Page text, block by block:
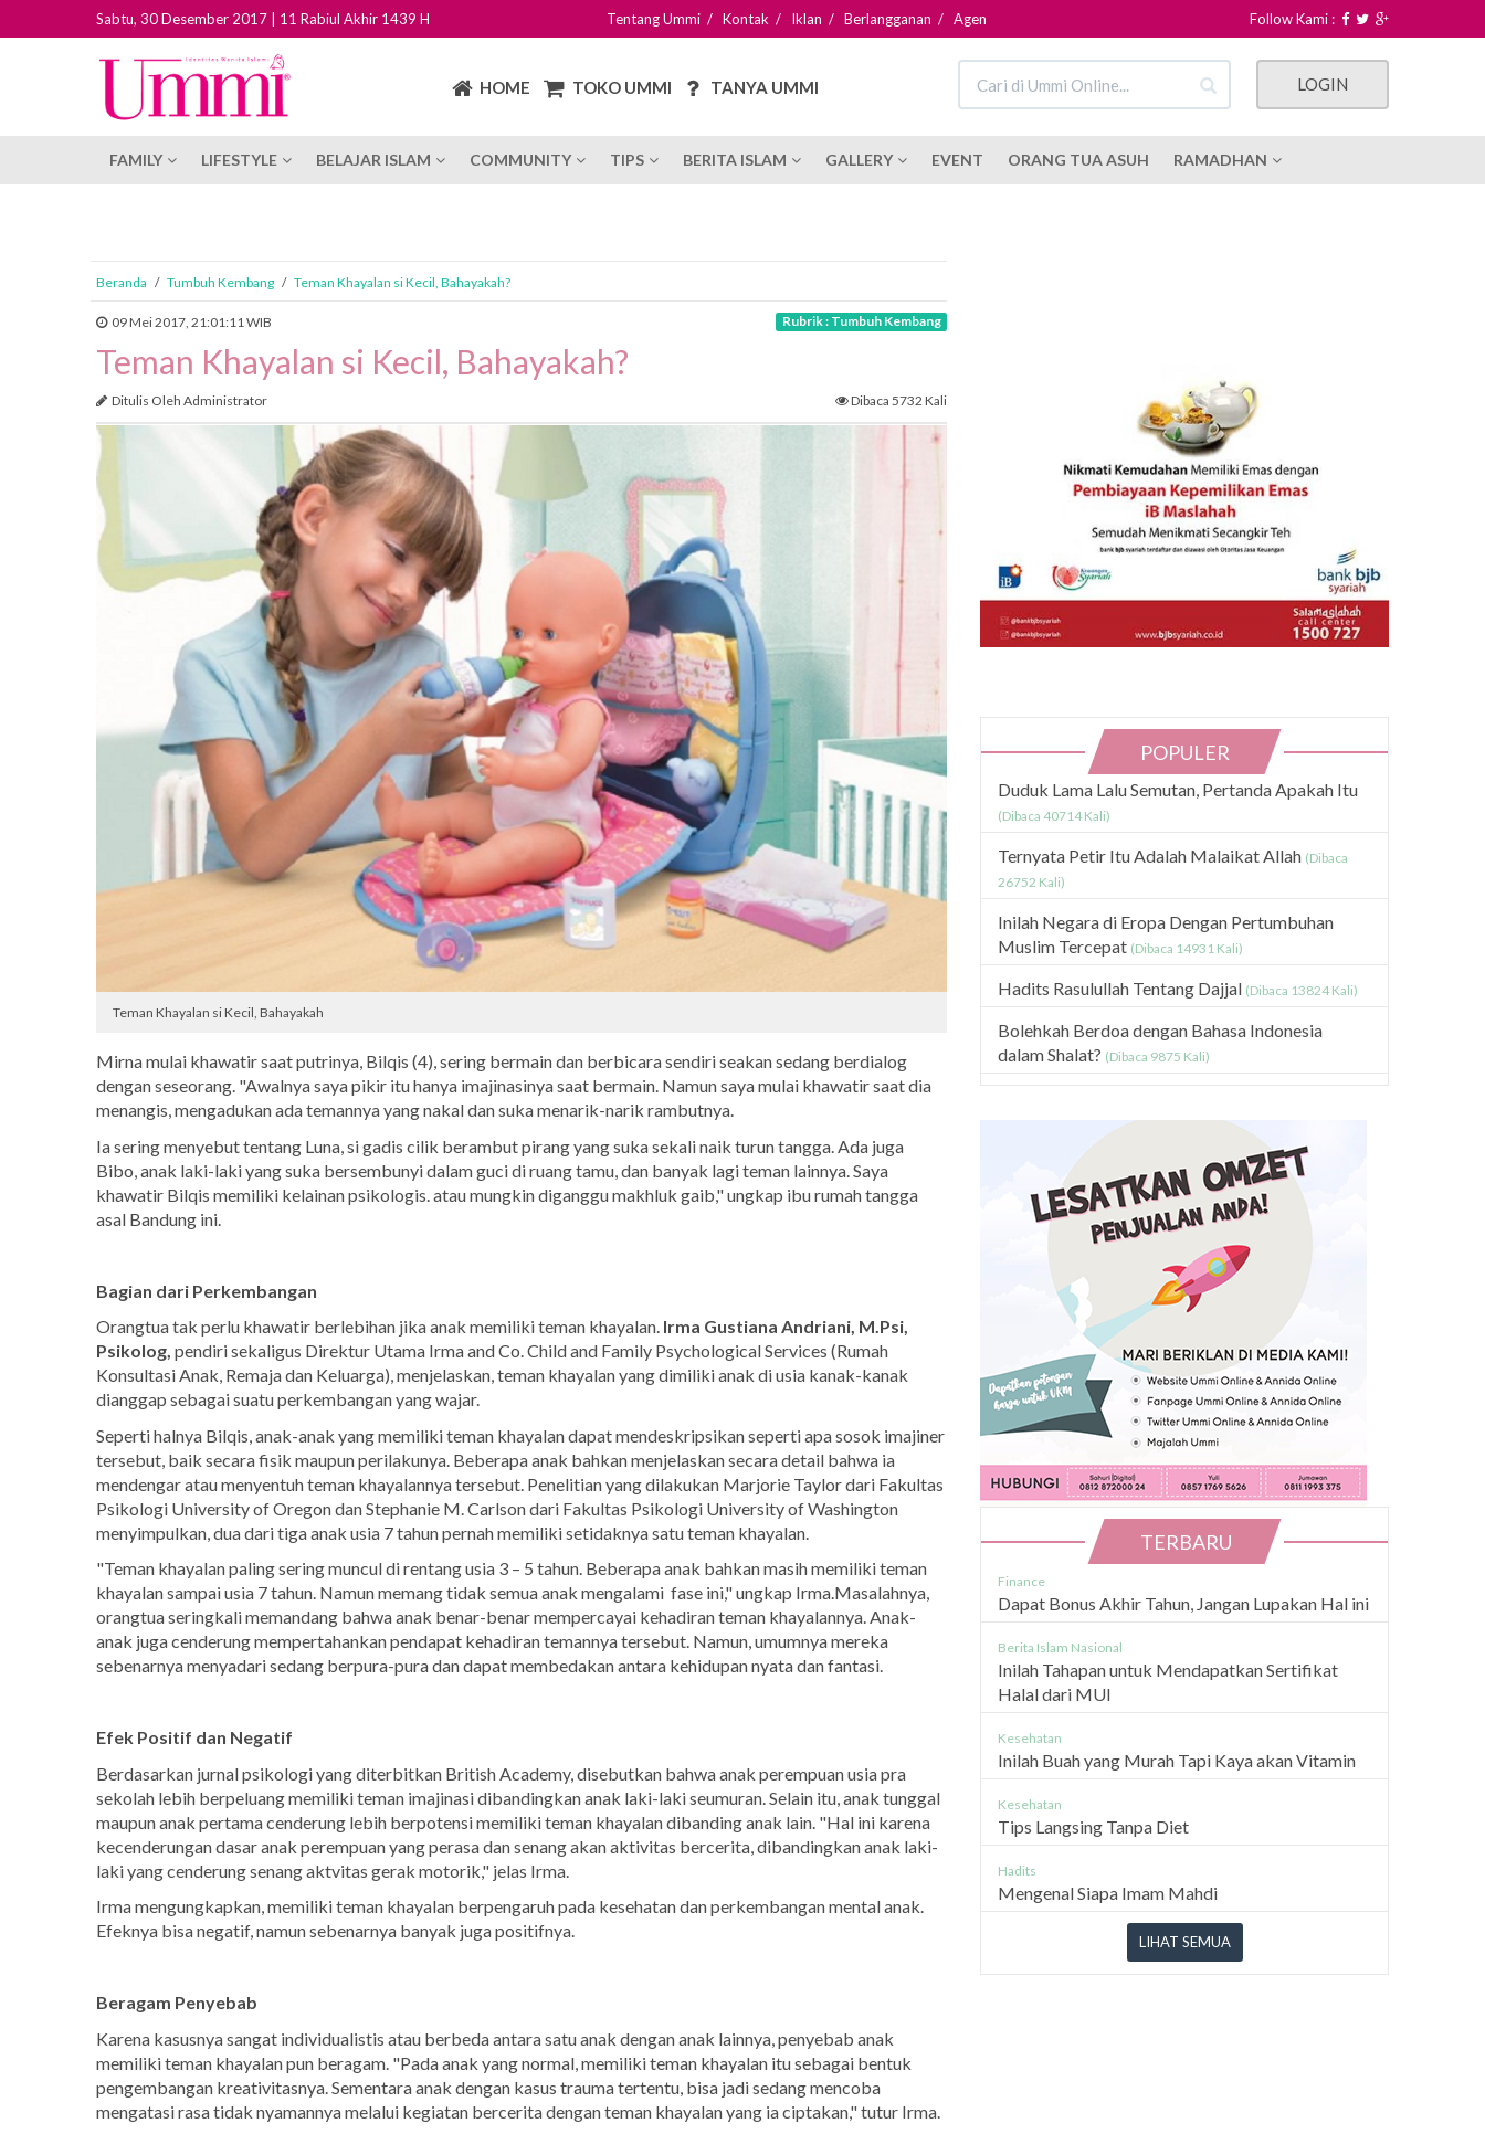
Sabtu, 30 Desember 2017 | 11 Rabiul Akhir 1439 H Tentang Ummi/ Kontak / Iklan / Berlangganan / Agen Follow Kami :
HOME TOKO UMMI TANYA UMMI LOGIN
FAMILY LIFESTYLE BELAJAR ISLAM COMMUNITY TIPS BERITA ISLAM GALLERY EVENT ORANG TUA ASUH RAMADHAN
Beranda / Tumbuh Kembang / Teman Khayalan si Kecil, Bahayakah?
09 Mei 2017, 21:01:11 WIB Rubrik : Tumbuh Kembang
Teman Khayalan si Kecil, Bahayakah?
Ditulis Oleh Administrator Dibaca 5732 Kali
Teman Khayalan si Kecil, Bahayakah
Mirna mulai khawatir saat putrinya, Bilqis (4), sering bermain dan berbicara sendiri seakan sedang berdialog
dengan seseorang. "Awalnya saya pikir itu hanya imajinasinya saat bermain. Namun saya mulai khawatir saat dia
menangis, mengadukan ada temannya yang nakal dan suka menarik-narik rambutnya.
Ia sering menyebut tentang Luna, si gadis cilik berambut pirang yang suka sekali naik turun tangga. Ada juga
Bibo, anak laki-laki yang suka bersembunyi dalam guci di ruang tamu, dan banyak lagi teman lainnya. Saya
khawatir Bilqis memiliki kelainan psikologis. atau mungkin diganggu makhluk gaib," ungkap ibu rumah tangga
asal Bandung ini.
Bagian dari Perkembangan
Orangtua tak perlu khawatir berlebihan jika anak memiliki teman khayalan. Irma Gustiana Andriani, M.Psi,
Psikolog, pendiri sekaligus Direktur Utama Irma and Co. Child and Family Psychological Services (Rumah
Konsultasi Anak, Remaja dan Keluarga),menjelaskan, teman khayalan yang dimiliki anak di usia kanak-kanak
dianggap sebagai suatu perkembangan yang wajar.
Seperti halnya Bilqis, anak-anak yang memiliki teman khayalan dapat mendeskripsikan seperti apa sosok imajiner
tersebut, baik secara fisik maupun perilakunya. Beberapa anak bahkan menjelaskan secara detail bahwa ia
mendengar atau menyentuh teman khayalannya tersebut. Penelitian yang dilakukan Marjorie Taylor dari Fakultas
Psikologi University of Oregon dan Stephanie M. Carlson dari Fakultas Psikologi University of Washington
menyimpulkan, dua dari tiga anak usia 7 tahun pernah memiliki setidaknya satu teman khayalan.
"Teman khayalan paling sering muncul di rentang usia 3 – 5 tahun. Beberapa anak bahkan masih memiliki teman
khayalan sampai usia 7 tahun. Namun memang tidak semua anak mengalami fase ini," ungkap Irma.Masalahnya,
orangtua seringkali memandang bahwa anak benar-benar mempercayai kehadiran teman khayalannya. Anak-
anak juga cenderung mempertahankan pendapat kehadiran temannya tersebut. Namun, umumnya mereka
sebenarnya menyadari sedang berpura-pura dan dapat membedakan antara kehidupan nyata dan fantasi.
Efek Positif dan Negatif
Berdasarkan jurnal psikologi yang diterbitkan British Academy, disebutkan bahwa anak perempuan usia pra
sekolah lebih berpeluang memiliki teman imajinasi dibandingkan anak laki-laki seumuran. Selain itu, anak tunggal
maupun anak pertama cenderung lebih berpotensi memiliki teman khayalan dibanding anak lain. "Hal ini karena
kecenderungan dasar anak perempuan yang perasa dan senang akan aktivitas bercerita, dibandingkan anak laki-
laki yang cenderung senang aktvitas gerak motorik," jelas Irma.
Irma mengungkapkan, memiliki teman khayalan berpengaruh pada kesehatan dan perkembangan mental anak.
Efeknya bisa negatif, namun sebenarnya banyak juga positifnya.
Beragam Penyebab
Karena kasusnya sangat individualistis atau berbeda antara satu anak dengan anak lainnya, penyebab anak
memiliki teman khayalan pun beragam. "Pada anak yang normal, memiliki teman khayalan itu sebagai bentuk
pengembangan kreativitasnya. Sementara anak dengan kasus trauma tertentu, bisa jadi sedang mencoba
mengatasi rasa tidak nyamannya melalui kegiatan bercerita dengan teman khayalan yang ia ciptakan," tutur Irma.
POPULER
Duduk Lama Lalu Semutan, Pertanda Apakah Itu
(Dibaca 40714 Kali)
Ternyata Petir Itu Adalah Malaikat Allah (Dibaca
26752 Kali)
Inilah Negara di Eropa Dengan Pertumbuhan
Muslim Tercepat (Dibaca 14931 Kali)
Hadits Rasulullah Tentang Dajjal (Dibaca 13824 Kali)
Bolehkah Berdoa dengan Bahasa Indonesia
dalam Shalat? (Dibaca 9875 Kali)
TERBARU
Finance
Dapat Bonus Akhir Tahun, Jangan Lupakan Hal ini
Berita Islam Nasional
Inilah Tahapan untuk Mendapatkan Sertifikat
Halal dari MUI
Kesehatan
Inilah Buah yang Murah Tapi Kaya akan Vitamin
Kesehatan
Tips Langsing Tanpa Diet
Hadits
Mengenal Siapa Imam Mahdi
LIHAT SEMUA